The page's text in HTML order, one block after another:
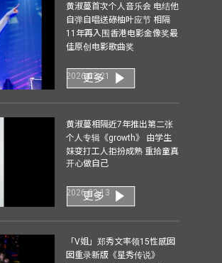
黄淑蔓首次个人音乐会 电结他
自弹自唱送碌柚叶应节 相隔
11年再入围香港电影金像奖最
佳原创电影歌曲奖
2026-02-21
更多
黄淑蔓相隔近7年推出第二张
个人专辑《growth》 由学生
妹变打工人拒扮成熟 重拾童真
开心做自己
2026-02-13
更多
「V姐」郑秀文率领15性感囡
囡重录新版《星秀传说》